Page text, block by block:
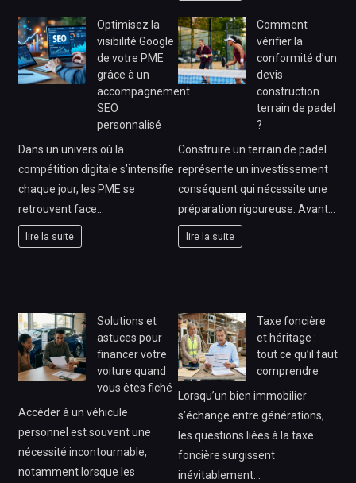
Optimisez la
visibilité Google
de votre PME
grâce à un
accompagnement
SEO
personnalisé
Dans un univers où la
compétition digitale s’intensifie
chaque jour, les PME se
retrouvent face…
lire la suite
Comment
vérifier la
conformité d’un
devis
construction
terrain de padel
?
Construire un terrain de padel
représente un investissement
conséquent qui nécessite une
préparation rigoureuse. Avant…
lire la suite
Solutions et
astuces pour
financer votre
voiture quand
vous êtes fiché
Accéder à un véhicule
personnel est souvent une
nécessité incontournable,
notamment lorsque les
Taxe foncière
et héritage :
tout ce qu’il faut
comprendre
Lorsqu’un bien immobilier
s’échange entre générations,
les questions liées à la taxe
foncière surgissent
inévitablement…